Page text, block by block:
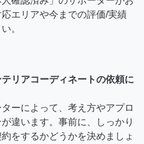
エリアや今までの評価/実績
。
リアコーディネートの依頼に
ーによって、考え方やアプロ
違います。事前に、しっかり
をするかどうかを決めましょ